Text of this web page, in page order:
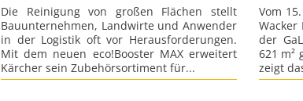
Die Reinigung von großen Flächen stellt
Bauunternehmen, Landwirte und Anwender
in der Logistik oft vor Herausforderungen.
Mit dem neuen eco!Booster MAX erweitert
Kärcher sein Zubehörsortiment für...
Vom
der
621 m²
zeigt